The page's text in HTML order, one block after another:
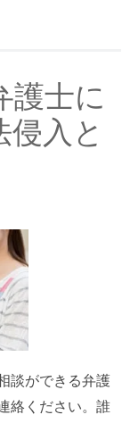
護士に
入と
談ができる弁護
絡ください。誰